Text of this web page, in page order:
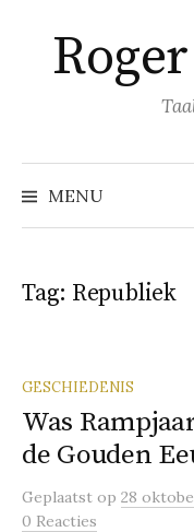
inhoud
springen
MENU
Tag: Republiek
GESCHIEDENIS
Was
de Gouden
Geplaatst op 28
0 Reacties